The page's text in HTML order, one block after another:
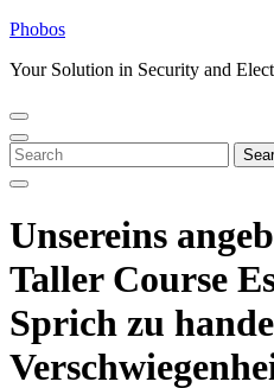
Skip
content
Phobos
Your Solution in Security and
Open
Menu
Close
Menu
Search
for:
Unsereins
Taller Course
Sprich zu